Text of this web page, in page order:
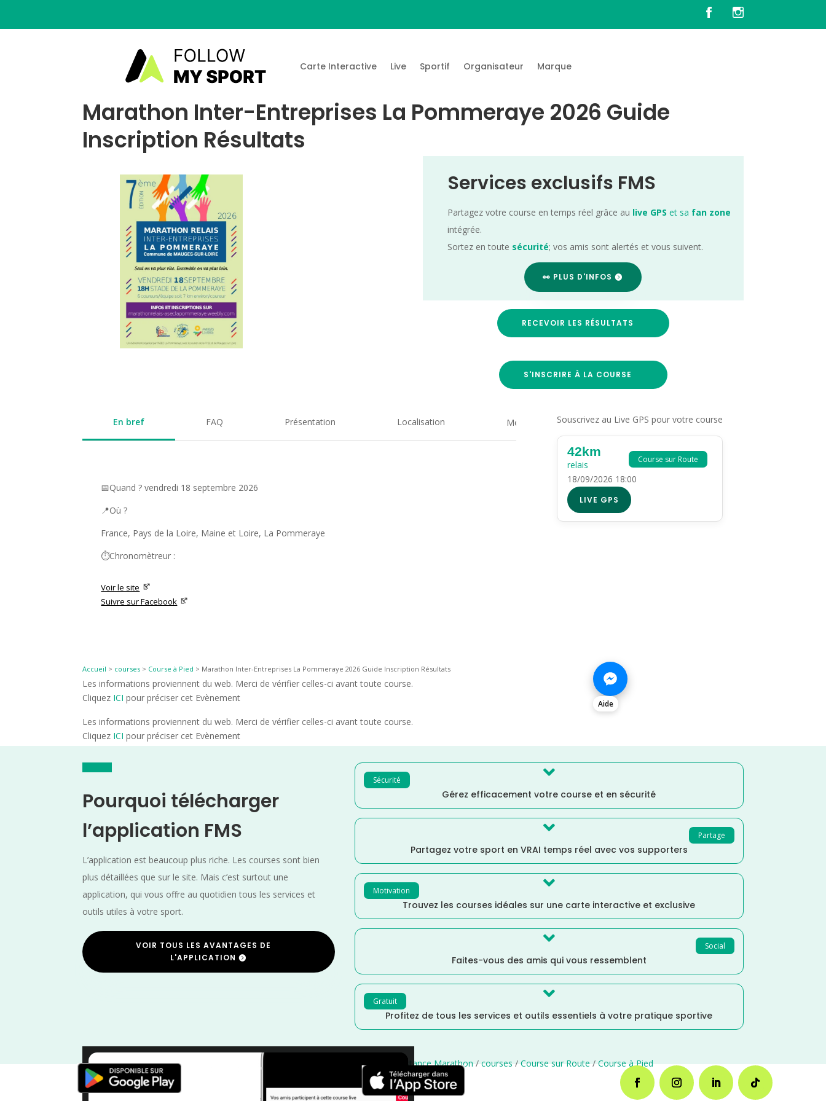
Carte Interactive Live Sportif Organisateur Marque
Marathon Inter-Entreprises La Pommeraye 2026 Guide
Inscription Résultats
Services exclusifs FMS
Partagez votre course en temps réel grâce au live GPS et sa fan zone
intégrée.
Sortez en toute sécurité; vos amis sont alertés et vous suivent.
👀 PLUS D'INFOS
RECEVOIR LES RÉSULTATS
S'INSCRIRE À LA COURSE
En bref FAQ Présentation Localisation Medias
📅Quand ? vendredi 18 septembre 2026
📍Où ?
France, Pays de la Loire, Maine et Loire, La Pommeraye
⏱️Chronomètreur :
Voir le site
Suivre sur Facebook
Souscrivez au Live GPS pour votre course
Course sur Route
42km
relais
18/09/2026 18:00
LIVE GPS
Accueil > courses > Course à Pied > Marathon Inter-Entreprises La Pommeraye 2026 Guide Inscription Résultats
Les informations proviennent du web. Merci de vérifier celles-ci avant toute course.
Cliquez ICI pour préciser cet Evènement
Les informations proviennent du web. Merci de vérifier celles-ci avant toute course.
Cliquez ICI pour préciser cet Evènement
Aide
Pourquoi télécharger
l’application FMS
L’application est beaucoup plus riche. Les courses sont bien
plus détaillées que sur le site. Mais c’est surtout une
application, qui vous offre au quotidien tous les services et
outils utiles à votre sport.
VOIR TOUS LES AVANTAGES DE
L'APPLICATION
Sécurité 
Gérez efficacement votre course et en sécurité
Partage

Partagez votre sport en VRAI temps réel avec vos supporters
Motivation 
Trouvez les courses idéales sur une carte interactive et exclusive
Social

Faites-vous des amis qui vous ressemblent
Gratuit 
Profitez de tous les services et outils essentiels à votre pratique sportive
×
Septembre Pays de la Loire France Distance Marathon/courses/Course sur Route/Course à Pied